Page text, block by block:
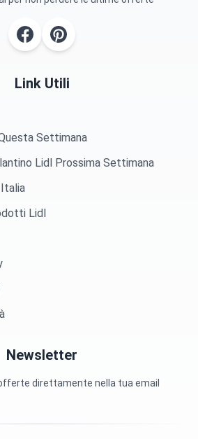
Link Utili
Settimana
Lidl Prossima Settimana
Lidl
Newsletter
direttamente nella tua email